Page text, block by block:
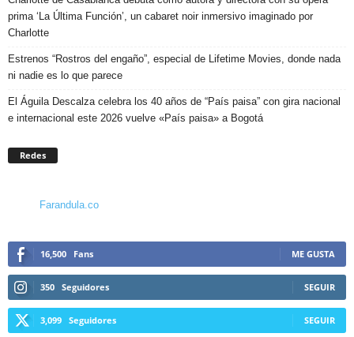
prima ‘La Última Función’, un cabaret noir inmersivo imaginado por
Charlotte
Estrenos “Rostros del engaño”, especial de Lifetime Movies, donde nada
ni nadie es lo que parece
El Águila Descalza celebra los 40 años de “País paisa” con gira nacional
e internacional este 2026 vuelve «País paisa» a Bogotá
Redes
Farandula.co
16,500 Fans ME GUSTA
350 Seguidores SEGUIR
3,099 Seguidores SEGUIR